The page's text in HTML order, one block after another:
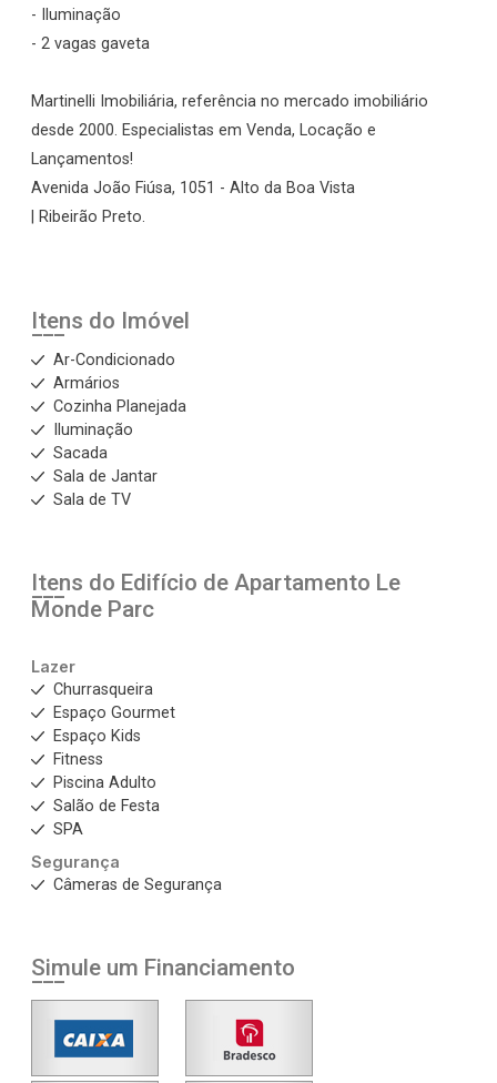
- Iluminação
- 2 vagas gaveta
Martinelli Imobiliária, referência no mercado imobiliário
desde 2000. Especialistas em Venda, Locação e
Lançamentos!
Avenida João Fiúsa, 1051 - Alto da Boa Vista
| Ribeirão Preto.
Itens do Imóvel
Ar-Condicionado
Armários
Cozinha Planejada
Iluminação
Sacada
Sala de Jantar
Sala de TV
Itens do Edifício de Apartamento Le
Monde Parc
Lazer
Churrasqueira
Espaço Gourmet
Espaço Kids
Fitness
Piscina Adulto
Salão de Festa
SPA
Segurança
Câmeras de Segurança
Simule um Financiamento